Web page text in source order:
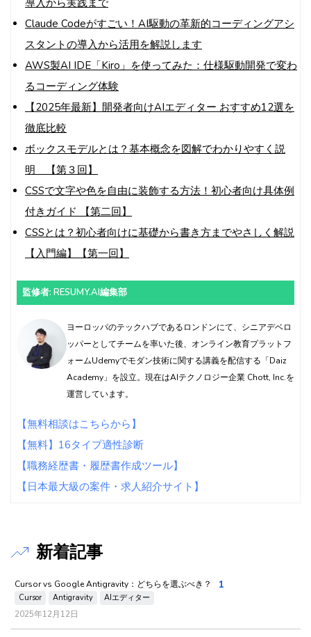
導入から実践まで
Claude Codeがすごい！AI駆動の革新的コーディングアシ
スタントの導入から活用を解説します
AWS製AI IDE「Kiro」を使ってみた：仕様駆動開発で変わ
るコーディング体験
【2025年最新】開発者向けAIエディター おすすめ12選を
徹底比較
ボックスモデルとは？基本概念を図解でわかりやすく説
明 【第３回】
CSSで文字や色を自由に装飾する方法！初心者向け具体例
付きガイド 【第二回】
CSSとは？初心者向けに基礎から書き方までやさしく解説
【入門編】【第一回】
監修者: RESUMY.AI編集部
ヨーロッパのテックハブであるロンドンにて、シニアデベロ
ッパーとしてチームを率いた後、オンライン教育プラットフ
ォームUdemyでモダン技術に関する講義を配信する「Daiz
Academy」を設立。現在はAIテクノロジー企業 Chott, Inc.を
運営しています。
【無料相談はこちらから】
【無料】16タイプ適性診断
【職務経歴書・履歴書作成ツール】
【日本最大級の案件・求人紹介サイト】
新着記事
Cursor vs Google Antigravity：どちらを選ぶべき？
Cursor Antigravity AIエディター
2025年12月12日
1